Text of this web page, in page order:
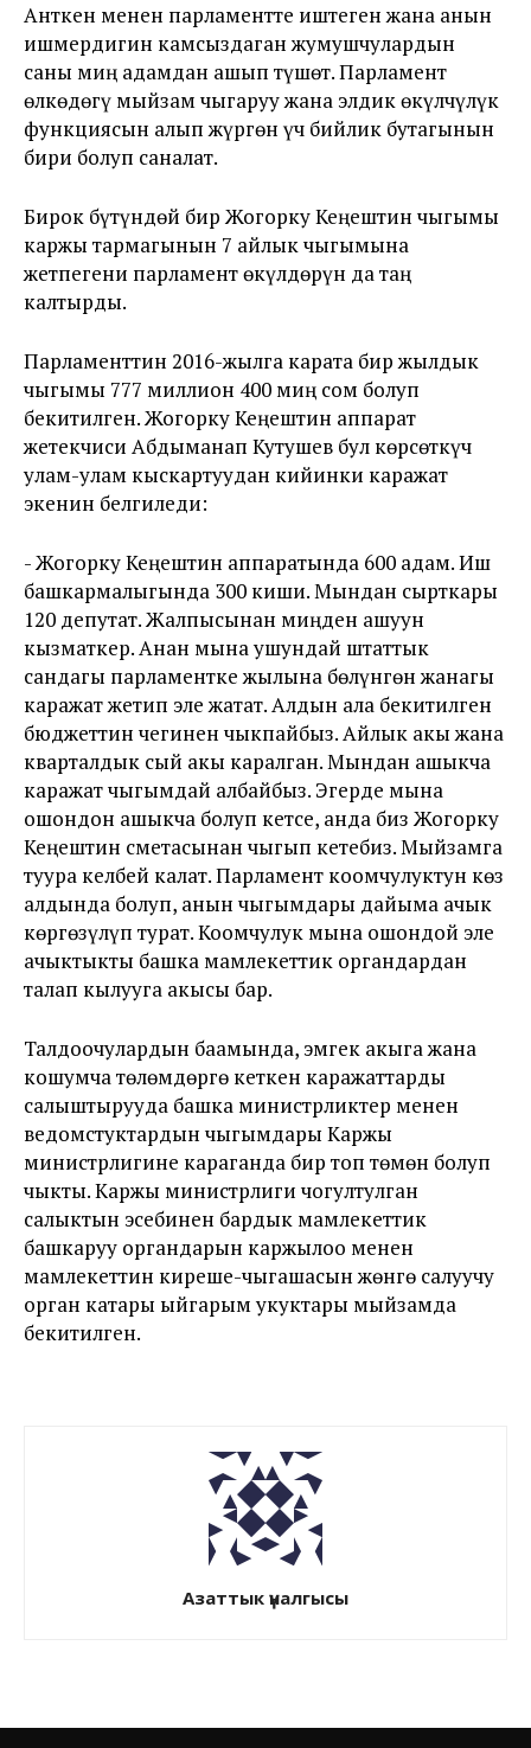
Анткен менен парламентте иштеген жана анын
ишмердигин камсыздаган жумушчулардын
саны миң адамдан ашып түшөт. Парламент
өлкөдөгү мыйзам чыгаруу жана элдик өкүлчүлүк
функциясын алып жүргөн үч бийлик бутагынын
бири болуп саналат.
Бирок бүтүндөй бир Жогорку Кеңештин чыгымы
каржы тармагынын 7 айлык чыгымына
жетпегени парламент өкүлдөрүн да таң
калтырды.
Парламенттин 2016-жылга карата бир жылдык
чыгымы 777 миллион 400 миң сом болуп
бекитилген. Жогорку Кеңештин аппарат
жетекчиси Абдыманап Кутушев бул көрсөткүч
улам-улам кыскартуудан кийинки каражат
экенин белгиледи:
- Жогорку Кеңештин аппаратында 600 адам. Иш
башкармалыгында 300 киши. Мындан сырткары
120 депутат. Жалпысынан миңден ашуун
кызматкер. Анан мына ушундай штаттык
сандагы парламентке жылына бөлүнгөн жанагы
каражат жетип эле жатат. Алдын ала бекитилген
бюджеттин чегинен чыкпайбыз. Айлык акы жана
кварталдык сый акы каралган. Мындан ашыкча
каражат чыгымдай албайбыз. Эгерде мына
ошондон ашыкча болуп кетсе, анда биз Жогорку
Кеңештин сметасынан чыгып кетебиз. Мыйзамга
туура келбей калат. Парламент коомчулуктун көз
алдында болуп, анын чыгымдары дайыма ачык
көргөзүлүп турат. Коомчулук мына ошондой эле
ачыктыкты башка мамлекеттик органдардан
талап кылууга акысы бар.
Талдоочулардын баамында, эмгек акыга жана
кошумча төлөмдөргө кеткен каражаттарды
салыштырууда башка министрликтер менен
ведомстуктардын чыгымдары Каржы
министрлигине караганда бир топ төмөн болуп
чыкты. Каржы министрлиги чогултулган
салыктын эсебинен бардык мамлекеттик
башкаруу органдарын каржылоо менен
мамлекеттин киреше-чыгашасын жөнгө салуучу
орган катары ыйгарым укуктары мыйзамда
бекитилген.
Азаттык үналгысы